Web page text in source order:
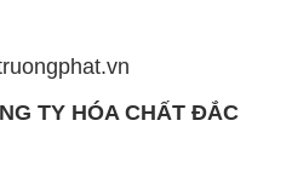
TY HÓA CHẤT ĐẮC